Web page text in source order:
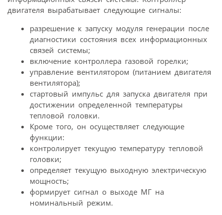
двигателя вырабатывает следующие сигналы:
разрешение к запуску модуля генерации после
диагностики состояния всех информационных
связей системы;
включение контроллера газовой горелки;
управление вентилятором (питанием двигателя
вентилятора);
стартовый импульс для запуска двигателя при
достижении определенной температуры
тепловой головки.
Кроме того, он осуществляет следующие
функции:
контролирует текущую температуру тепловой
головки;
определяет текущую выходную электрическую
мощность;
формирует сигнал о выходе МГ на
номинальный режим.